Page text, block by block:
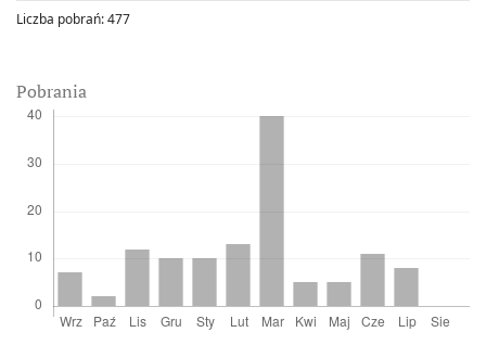
Liczba pobrań:477
Pobrania